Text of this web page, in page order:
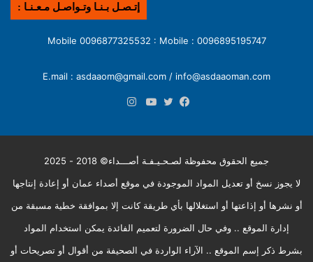
إتـصـل بـنـا وتـواصـل مـعـنـا :
0096895195747 : Mobile 0096877325532 : Mobile
E.mail : asdaaom@gmail.com / info@asdaaoman.com
جميع الحقوق محفوظة لصـحـيـفـة أصـــداء© 2018 - 2025
لا يجوز نسخ أو تعديل المواد الموجودة في موقع أصداء عمان أو إعادة إنتاجها
أو نشرها أو إذاعتها أو استغلالها بأي طريقة كانت إلا بموافقة خطية مسبقة من
إدارة الموقع .. وفي حال الضرورة لتعميم الفائدة يمكن استخدام المواد
بشرط ذكر إسم الموقع .. الآراء الواردة في الصحيفة من أقوال أو تصريحات أو